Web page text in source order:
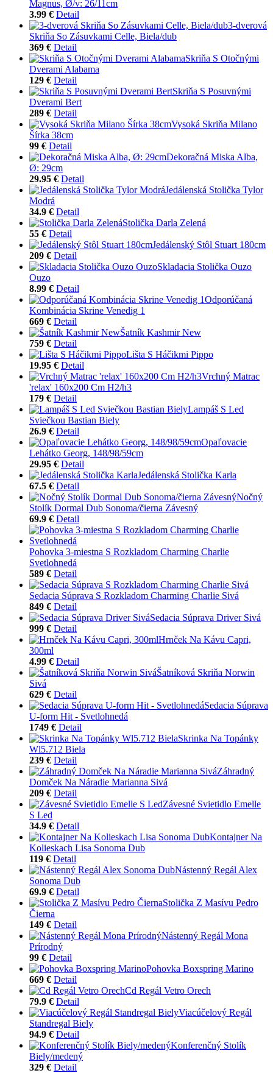
Magnus, Ø/v: 26/11cm
3.99 € Detail
3-dverová
Skriňa So Zásuvkami Celle, Biela/dub
369 € Detail
Skriňa S Otočnými
Dverami Alabama
129 € Detail
Skriňa S Posuvnými
Dverami Bert
289 € Detail
Vysoká Skriňa Milano
Šírka 38cm
99 € Detail
Dekoračná Miska Alba,
Ø: 29cm
29.95 € Detail
Jedálenská Stolička Tylor
Modrá
34.9 € Detail
Stolička Darla Zelená
55 € Detail
Jedálenský Stôl Stuart 180cm
209 € Detail
Skladacia Stolička Ouzo
Ouzo
8.99 € Detail
Odporúčaná
Kombinácia Skrine Venedig 1
669 € Detail
Šatník Kashmir New
759 € Detail
Lišta S Háčikmi Pippo
19.95 € Detail
Vrchný Matrac
'relax' 160x200 Cm H2/h3
179 € Detail
Lampáš S Led
Sviečkou Bastian Biely
26.9 € Detail
Opaľovacie
Lehátko Georg, 148/98/59cm
29.95 € Detail
Jedálenská Stolička Karla
67.5 € Detail
Nočný
Stolík Dormal Dub Sonoma/čierna Závesný
69.9 € Detail
Pohovka 3-miestna S Rozkladom Charming Charlie
Svetlohnedá
589 € Detail
Sedacia Súprava S Rozkladom Charming Charlie Sivá
849 € Detail
Sedacia Súprava Driver Sivá
999 € Detail
Hrnček Na Kávu Capri,
300ml
4.99 € Detail
Šatníková Skriňa Norwin
Sivá
629 € Detail
Sedacia Súprava
U-form Hit - Svetlohnedá
1749 € Detail
Skrinka Na Topánky
Wl5.712 Biela
239 € Detail
Záhradný
Domček Na Náradie Marianna Sivá
209 € Detail
Závesné Svietidlo Emelle
S Led
34.9 € Detail
Kontajner Na
Kolieskach Lisa Sonoma Dub
119 € Detail
Nástenný Regál Alex
Sonoma Dub
69.9 € Detail
Stolička Z Masívu Pedro
Čierna
149 € Detail
Nástenný Regál Mona
Prírodný
99 € Detail
Pohovka Boxspring Marino
669 € Detail
Cd Regál Vetro Orech
79.9 € Detail
Viacúčelový Regál
Standregal Biely
94.9 € Detail
Konferenčný Stolík
Biely/medený
329 € Detail